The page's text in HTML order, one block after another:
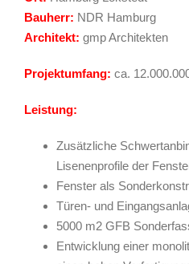
Bauherr: NDR Hamburg
Architekt: gmp Architekten
Projektumfang: ca.
Leistung:
Zusätzliche
Lisenenprofile der
Fenster als
Türen- und
5000 m2 GFB
Entwicklung einer